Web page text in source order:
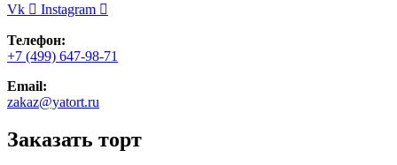
Vk Instagram
Телефон:
+7 (499) 647-98-71
Email:
zakaz@yatort.ru
Заказать торт